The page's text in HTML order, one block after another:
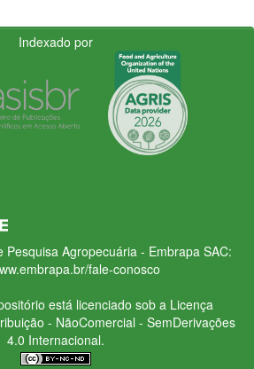
Indexado por
Pesquisa Agropecuária - Embrapa SAC:
fale-conosco
está licenciado sob a Licença
- NãoComercial - SemDerivações
4.0 Internacional.